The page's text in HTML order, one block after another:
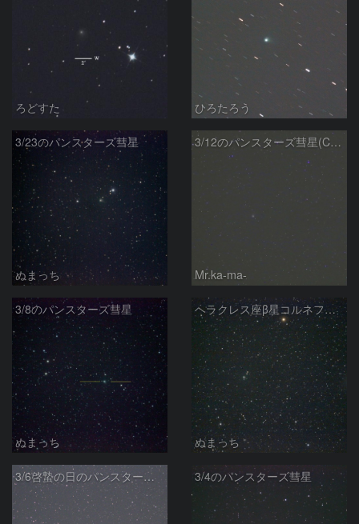
ろどすた ひろたろう
3/23のパンスターズ彗星
ぬまっち
3/12のパンスターズ彗星(C/2012K1)
Mr.ka-ma-
3/8のパンスターズ彗星
ぬまっち
ヘラクレス座β星コルネフォロス付近を通過するパンスターズ彗星
ぬまっち
3/6啓蟄の日のパンスターズ彗星 3/4のパンスターズ彗星